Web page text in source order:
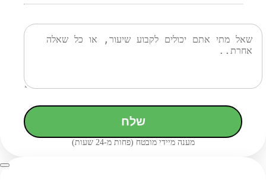
שלח
מענה מיידי מובטח (פחות מ-24 שעות)